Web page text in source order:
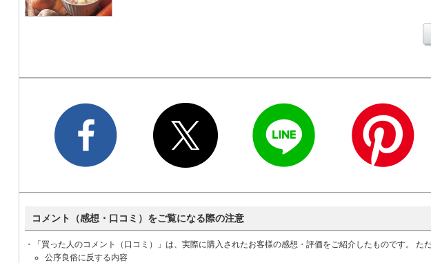
コメント（感想・口コミ）をご覧になる際の注意
・「買った人のコメント（口コミ）」は、実際に購入されたお客様の感想・評価をご紹介したものです。
公序良俗に反する内容